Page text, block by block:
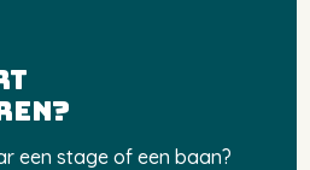
een stage of een baan?